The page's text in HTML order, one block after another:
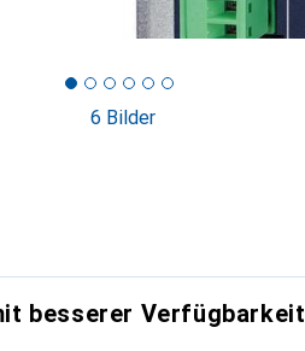
6 Bilder
besserer Verfügbarkeit